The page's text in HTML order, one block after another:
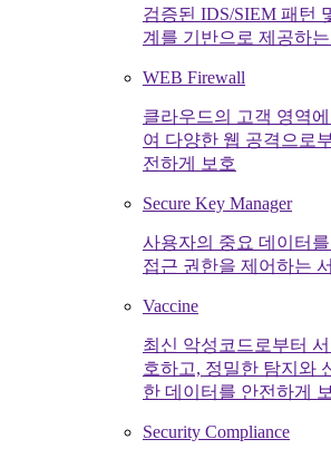
검증된 IDS/SIEM 패턴
계를 기반으로 제공하
WEB Firewall
클라우드의 고객 영역
여 다양한 웹 공격으로
전하게 보호
Secure Key Manager
사용자의 중요 데이터
접근 권한을 제어하는
Vaccine
최신 악성코드로부터
호하고, 정밀한 탐지와
한 데이터를 안전하게
Security Compliance